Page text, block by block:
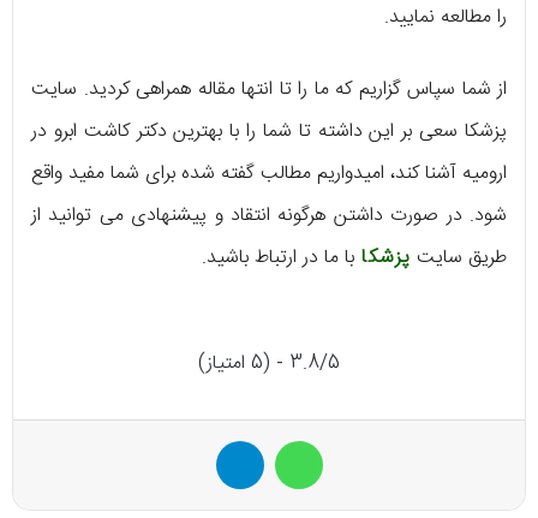
را مطالعه نمایید.
از شما سپاس گزاریم که ما را تا انتها مقاله همراهی کردید. سایت
پزشکا سعی بر این داشته تا شما را با بهترین دکتر کاشت ابرو در
ارومیه آشنا کند، امیدواریم مطالب گفته شده برای شما مفید واقع
شود. در صورت داشتن هرگونه انتقاد و پیشنهادی می توانید از
طریق سایت پزشکا با ما در ارتباط باشید.
3.8/5 - (5 امتیاز)
واتس آپ